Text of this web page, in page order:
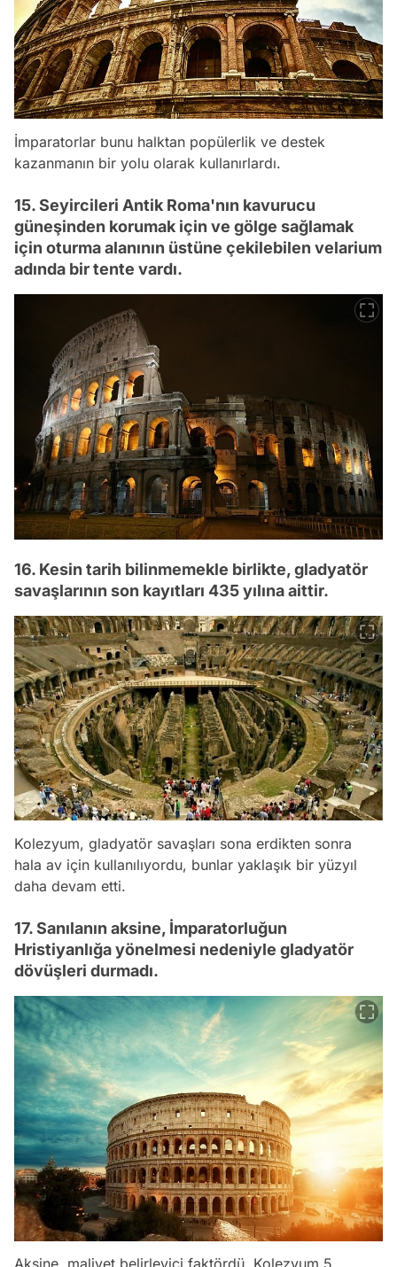
İmparatorlar bunu halktan popülerlik ve destek
kazanmanın bir yolu olarak kullanırlardı.
15. Seyircileri Antik Roma'nın kavurucu
güneşinden korumak için ve gölge sağlamak
için oturma alanının üstüne çekilebilen velarium
adında bir tente vardı.
16. Kesin tarih bilinmemekle birlikte, gladyatör
savaşlarının son kayıtları 435 yılına aittir.
Kolezyum, gladyatör savaşları sona erdikten sonra
hala av için kullanılıyordu, bunlar yaklaşık bir yüzyıl
daha devam etti.
17. Sanılanın aksine, İmparatorluğun
Hristiyanlığa yönelmesi nedeniyle gladyatör
dövüşleri durmadı.